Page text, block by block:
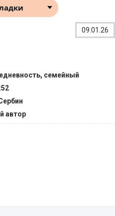
09.01.26
семейный
автор